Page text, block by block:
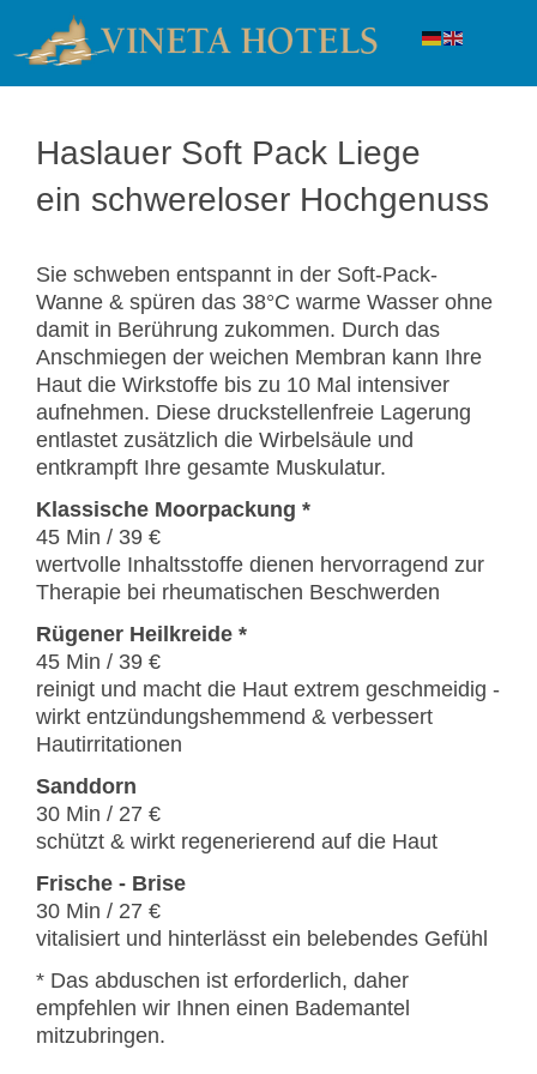
Haslauer Soft Pack Liege
ein schwereloser Hochgenuss
Sie schweben entspannt in der Soft-Pack-
Wanne & spüren das 38°C warme Wasser ohne
damit in Berührung zukommen. Durch das
Anschmiegen der weichen Membran kann Ihre
Haut die Wirkstoffe bis zu 10 Mal intensiver
aufnehmen. Diese druckstellenfreie Lagerung
entlastet zusätzlich die Wirbelsäule und
entkrampft Ihre gesamte Muskulatur.
Klassische Moorpackung *
45 Min / 39 €
wertvolle Inhaltsstoffe dienen hervorragend zur
Therapie bei rheumatischen Beschwerden
Rügener Heilkreide *
45 Min / 39 €
reinigt und macht die Haut extrem geschmeidig -
wirkt entzündungshemmend & verbessert
Hautirritationen
Sanddorn
30 Min / 27 €
schützt & wirkt regenerierend auf die Haut
Frische - Brise
30 Min / 27 €
vitalisiert und hinterlässt ein belebendes Gefühl
* Das abduschen ist erforderlich, daher
empfehlen wir Ihnen einen Bademantel
mitzubringen.